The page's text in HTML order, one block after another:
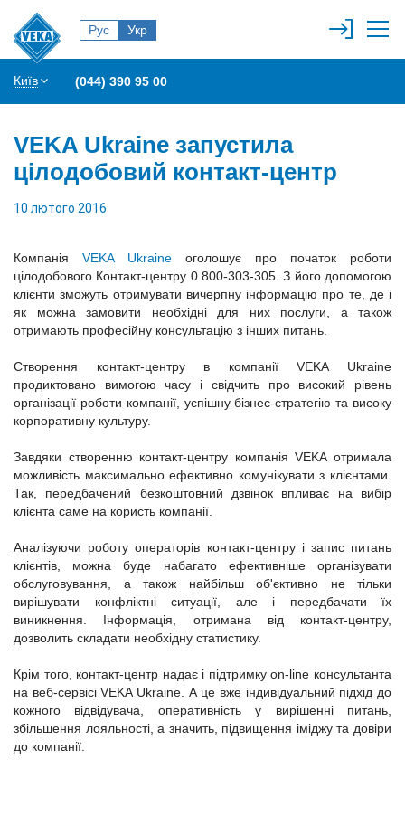
Рус Укр
Київ (044) 390 95 00
VEKA Ukraine запустила
цілодобовий контакт-центр
10 лютого 2016
Компанія VEKA Ukraine оголошує про початок роботи
цілодобового Контакт-центру 0 800-303-305. З його допомогою
клієнти зможуть отримувати вичерпну інформацію про те, де і
як можна замовити необхідні для них послуги, а також
отримають професійну консультацію з інших питань.
Створення контакт-центру в компанії VEKA Ukraine
продиктовано вимогою часу і свідчить про високий рівень
організації роботи компанії, успішну бізнес-стратегію та високу
корпоративну культуру.
Завдяки створенню контакт-центру компанія VEKA отримала
можливість максимально ефективно комунікувати з клієнтами.
Так, передбачений безкоштовний дзвінок впливає на вибір
клієнта саме на користь компанії.
Аналізуючи роботу операторів контакт-центру і запис питань
клієнтів, можна буде набагато ефективніше організувати
обслуговування, а також найбільш об'єктивно не тільки
вирішувати конфліктні ситуації, але і передбачати їх
виникнення. Інформація, отримана від контакт-центру,
дозволить складати необхідну статистику.
Крім того, контакт-центр надає і підтримку on-line консультанта
на веб-сервісі VEKA Ukraine. А це вже індивідуальний підхід до
кожного відвідувача, оперативність у вирішенні питань,
збільшення лояльності, а значить, підвищення іміджу та довіри
до компанії.